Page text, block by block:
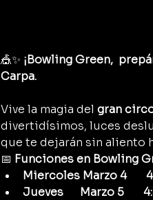
🎪✨ ¡Bowling Green,
Carpa.
Vive la magia del gran
divertidísimos, luces
que te dejarán sin aliento
📅 Funciones en Bowling
Miercoles Marzo 4
Jueves      Marzo 5